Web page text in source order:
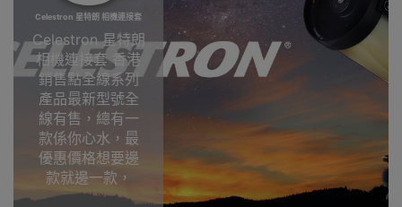
Celestron 星特朗 相機連接套
Celestron 星特朗
相機連接套 香港
銷售點全線系列
產品最新型號全
線有售，總有一
款係你心水，最
優惠價格想要邊
款就邊一款，
Outlet Express